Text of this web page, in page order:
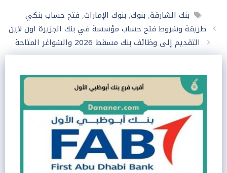
الوسوم
بنك الشارقة, بنوك, بنوك الإمارات, فتح حساب بنكي
طريقة وشروط فتح حساب مؤسسة في بنك الجزيرة اون لاين
التقديم إلى وظائف بنك مسقط 2026 والشواغر المتاحة